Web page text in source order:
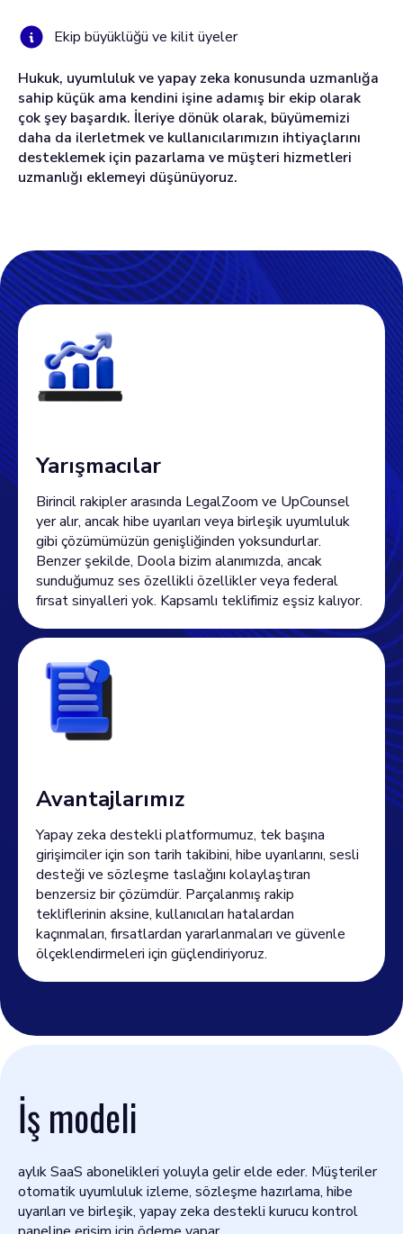
Ekip büyüklüğü ve kilit üyeler
Hukuk, uyumluluk ve yapay zeka konusunda uzmanlığa
sahip küçük ama kendini işine adamış bir ekip olarak
çok şey başardık. İleriye dönük olarak, büyümemizi
daha da ilerletmek ve kullanıcılarımızın ihtiyaçlarını
desteklemek için pazarlama ve müşteri hizmetleri
uzmanlığı eklemeyi düşünüyoruz.
Yarışmacılar
Birincil rakipler arasında LegalZoom ve UpCounsel
yer alır, ancak hibe uyarıları veya birleşik uyumluluk
gibi çözümümüzün genişliğinden yoksundurlar.
Benzer şekilde, Doola bizim alanımızda, ancak
sunduğumuz ses özellikli özellikler veya federal
fırsat sinyalleri yok. Kapsamlı teklifimiz eşsiz kalıyor.
Avantajlarımız
Yapay zeka destekli platformumuz, tek başına
girişimciler için son tarih takibini, hibe uyarılarını, sesli
desteği ve sözleşme taslağını kolaylaştıran
benzersiz bir çözümdür. Parçalanmış rakip
tekliflerinin aksine, kullanıcıları hatalardan
kaçınmaları, fırsatlardan yararlanmaları ve güvenle
ölçeklendirmeleri için güçlendiriyoruz.
İş modeli
aylık SaaS abonelikleri yoluyla gelir elde eder. Müşteriler
otomatik uyumluluk izleme, sözleşme hazırlama, hibe
uyarıları ve birleşik, yapay zeka destekli kurucu kontrol